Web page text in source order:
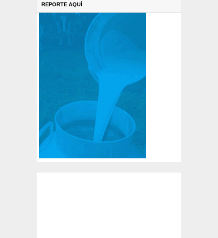
REPORTE AQUÍ